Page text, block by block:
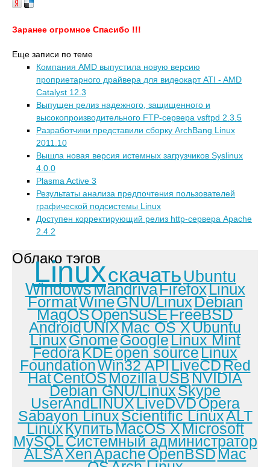
Заранее огромное Спасибо !!!
Еще записи по теме
Компания AMD выпустила новую версию
проприетарного драйвера для видеокарт ATI - AMD
Catalyst 12.3
Выпущен релиз надежного, защищенного и
высокопроизводительного FTP-сервера vsftpd 2.3.5
Разработчики представили сборку ArchBang Linux
2011.10
Вышла новая версия истемных загрузчиков Syslinux
4.0.0
Plasma Active 3
Результаты анализа предпочтения пользователей
графической подсистемы Linux
Доступен корректирующий релиз http-сервера Apache
2.4.2
Облако тэгов
Linuxскачать Ubuntu
WindowsMandrivaFirefoxLinux
FormatWineGNU/LinuxDebian
MagOSOpenSuSEFreeBSD
AndroidUNIXMac OS XUbuntu
LinuxGnomeGoogleLinux Mint
FedoraKDEopen sourceLinux
FoundationWin32 APILiveCDRed
HatCentOSMozillaUSBNVIDIA
Debian GNU/LinuxSkype
UserAndLINUXLiveDVDOpera
Sabayon LinuxScientific LinuxALT
LinuxКупитьMacOS XMicrosoft
MySQLСистемный администратор
ALSAXenApacheOpenBSDMac